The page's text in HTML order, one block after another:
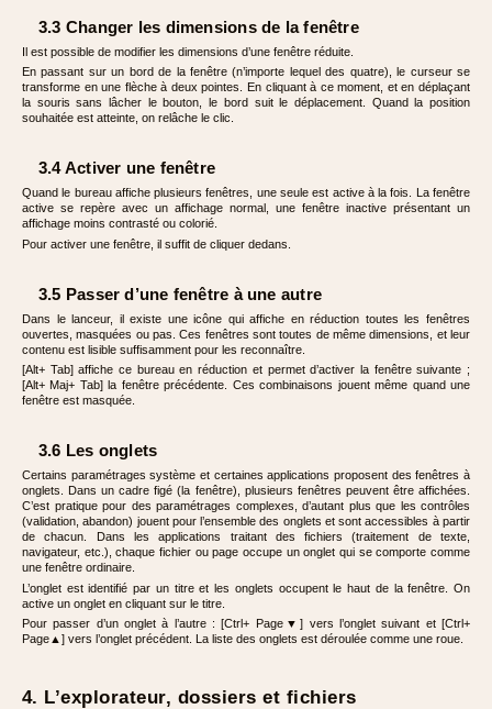
3.3 Changer les dimensions de la fenêtre
Il est possible de modifier les dimensions d’une fenêtre réduite.
En passant sur un bord de la fenêtre (n’importe lequel des quatre), le curseur se
transforme en une flèche à deux pointes. En cliquant à ce moment, et en déplaçant
la souris sans lâcher le bouton, le bord suit le déplacement. Quand la position
souhaitée est atteinte, on relâche le clic.
3.4 Activer une fenêtre
Quand le bureau affiche plusieurs fenêtres, une seule est active à la fois. La fenêtre
active se repère avec un affichage normal, une fenêtre inactive présentant un
affichage moins contrasté ou colorié.
Pour activer une fenêtre, il suffit de cliquer dedans.
3.5 Passer d’une fenêtre à une autre
Dans le lanceur, il existe une icône qui affiche en réduction toutes les fenêtres
ouvertes, masquées ou pas. Ces fenêtres sont toutes de même dimensions, et leur
contenu est lisible suffisamment pour les reconnaître.
[Alt+ Tab] affiche ce bureau en réduction et permet d’activer la fenêtre suivante ;
[Alt+ Maj+ Tab] la fenêtre précédente. Ces combinaisons jouent même quand une
fenêtre est masquée.
3.6 Les onglets
Certains paramétrages système et certaines applications proposent des fenêtres à
onglets. Dans un cadre figé (la fenêtre), plusieurs fenêtres peuvent être affichées.
C’est pratique pour des paramétrages complexes, d’autant plus que les contrôles
(validation, abandon) jouent pour l’ensemble des onglets et sont accessibles à partir
de chacun. Dans les applications traitant des fichiers (traitement de texte,
navigateur, etc.), chaque fichier ou page occupe un onglet qui se comporte comme
une fenêtre ordinaire.
L’onglet est identifié par un titre et les onglets occupent le haut de la fenêtre. On
active un onglet en cliquant sur le titre.
Pour passer d’un onglet à l’autre : [Ctrl+ Page▼] vers l’onglet suivant et [Ctrl+
Page▲] vers l’onglet précédent. La liste des onglets est déroulée comme une roue.
4. L’explorateur, dossiers et fichiers